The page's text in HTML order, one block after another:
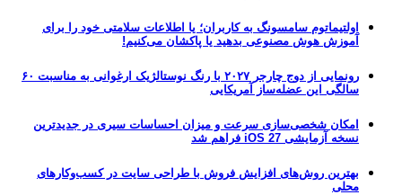
اولتیماتوم سامسونگ به کاربران؛ یا اطلاعات سلامتی خود را برای
آموزش هوش مصنوعی بدهید یا پاکشان می‌کنیم!
رونمایی از دوج چارجر ۲۰۲۷ با رنگ نوستالژیک ارغوانی به مناسبت ۶۰
سالگی این عضله‌ساز آمریکایی
امکان شخصی‌سازی سرعت و میزان احساسات سیری در جدیدترین
نسخه آزمایشی iOS 27 فراهم شد
بهترین روش‌های افزایش فروش با طراحی سایت در کسب‌وکارهای
محلی